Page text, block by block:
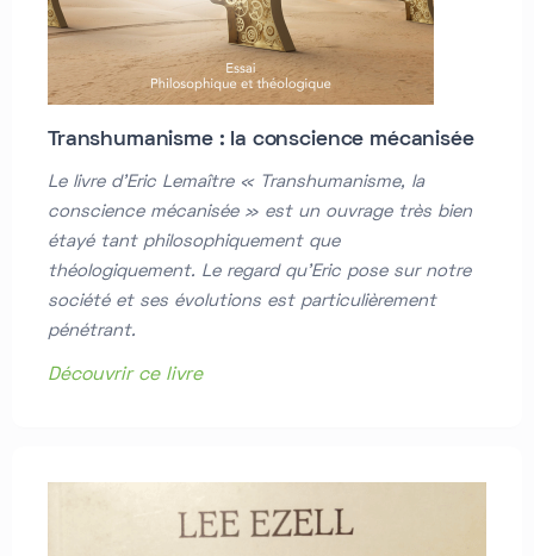
Transhumanisme : la conscience mécanisée
Le livre d'Eric Lemaître « Transhumanisme, la
conscience mécanisée » est un ouvrage très bien
étayé tant philosophiquement que
théologiquement. Le regard qu'Eric pose sur notre
société et ses évolutions est particulièrement
pénétrant.
Découvrir ce livre